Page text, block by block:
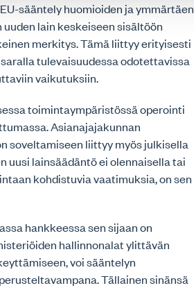
sääntely huomioiden ja ymmärtäen
lain keskeiseen sisältöön
merkitys. Tämä liittyy erityisesti
tulevaisuudessa odotettavissa
vaikutuksiin.
toimintaympäristössä operointi
Asianajajakunnan
soveltamiseen liittyy myös julkisella
uusi lainsäädäntö ei olennaisella tai
kohdistuvia vaatimuksia, on sen
hankkeessa sen sijaan on
hallinnonalat ylittävän
voi sääntelyn
Tällainen sinänsä